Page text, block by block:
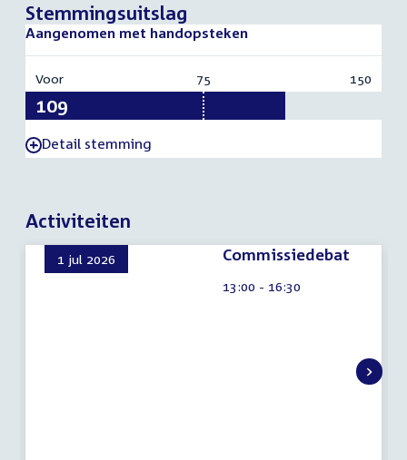
Stemmingsuitslag
Aangenomen met handopsteken
Voor:
75 150
-Detail stemming
Activiteiten
1 jul 2026 Commissiedebat
augustus
Tijd
13:00 - 16:30